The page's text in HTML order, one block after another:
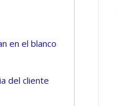
en el blanco
del cliente